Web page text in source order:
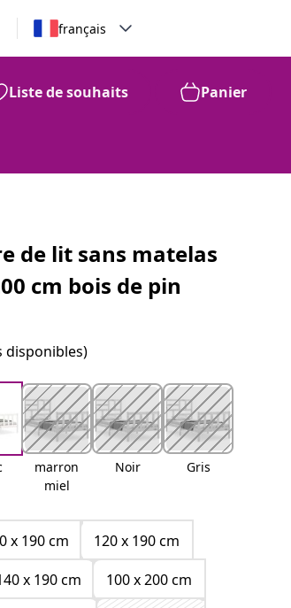
français
Liste de souhaits Panier
de lit sans matelas
cm bois de pin
disponibles)
marron
miel
Noir Gris
x 190 cm
120 x 190 cm
x 190 cm
100 x 200 cm